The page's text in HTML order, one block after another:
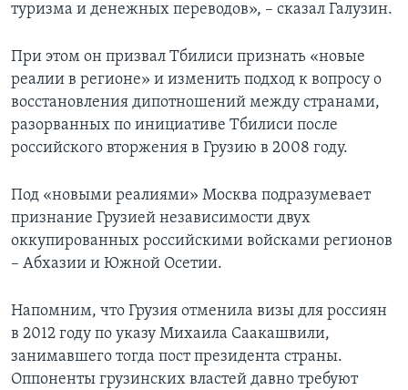
туризма и денежных переводов», – сказал Галузин.
При этом он призвал Тбилиси признать «новые
реалии в регионе» и изменить подход к вопросу о
восстановления дипотношений между странами,
разорванных по инициативе Тбилиси после
российского вторжения в Грузию в 2008 году.
Под «новыми реалиями» Москва подразумевает
признание Грузией независимости двух
оккупированных российскими войсками регионов
– Абхазии и Южной Осетии.
Напомним, что Грузия отменила визы для россиян
в 2012 году по указу Михаила Саакашвили,
занимавшего тогда пост президента страны.
Оппоненты грузинских властей давно требуют